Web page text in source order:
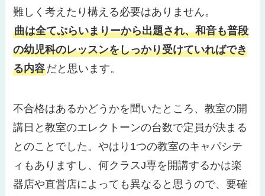
難しく考えたり構える必要はありません。
曲は全てぷらいまりーから出題され、和音も普段
の幼児科のレッスンをしっかり受けていればでき
る内容だと思います。
不合格はあるかどうかを聞いたところ、教室の開
講日と教室のエレクトーンの台数で定員が決まる
とのことでした。やはり1つの教室のキャパシテ
ィもありますし、何クラスJ専を開講するかは楽
器店や直営店によっても異なると思うので、要確